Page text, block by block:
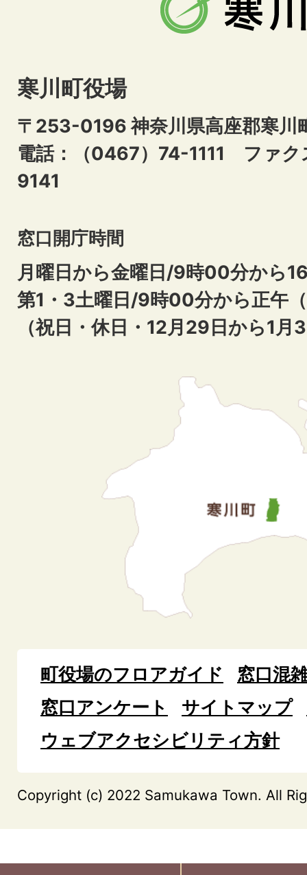
寒川町役場
〒253-0196 神奈川県高座郡寒川
電話：（0467）74-1111 ファ
9141
窓口開庁時間
月曜日から金曜日/9時00分から
第1・3土曜日/9時00分から正午
（祝日・休日・12月29日から1月
町役場のフロアガイド
窓口混
窓口アンケート
サイトマップ
ウェブアクセシビリティ方針
Copyright (c) 2022 Samukawa Town. All